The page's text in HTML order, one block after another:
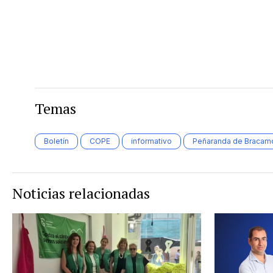
Temas
Boletín COPE informativo Peñaranda de
Noticias relacionadas